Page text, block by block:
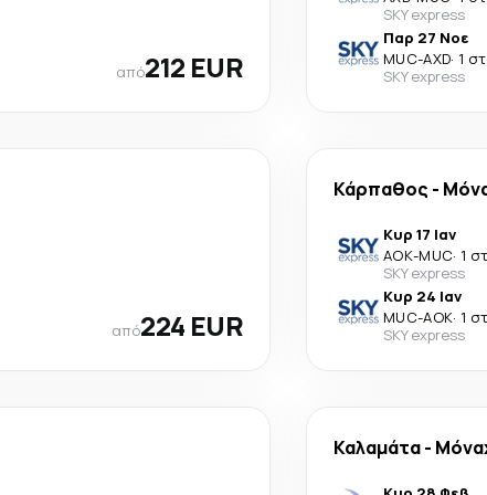
από212 EUR
SKY express
Παρ 27 Νοε
MUC-AXD· 1
SKY express
από224 EUR
Κάρπαθος -
Κυρ 17 Ιαν
AOK-MUC· 1
SKY express
Κυρ 24 Ιαν
MUC-AOK· 1
SKY express
Καλαμάτα-